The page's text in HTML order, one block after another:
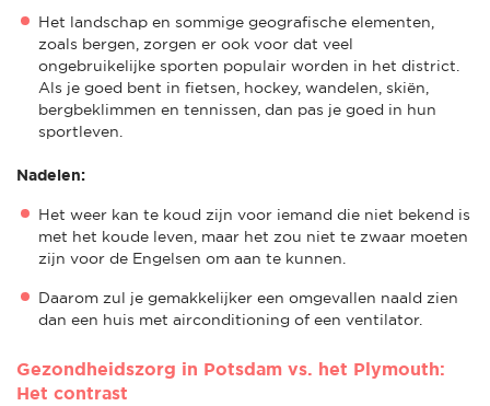
Het landschap en sommige geografische elementen,
zoals bergen, zorgen er ook voor dat veel
ongebruikelijke sporten populair worden in het district.
Als je goed bent in fietsen, hockey, wandelen, skiën,
bergbeklimmen en tennissen, dan pas je goed in hun
sportleven.
Nadelen:
Het weer kan te koud zijn voor iemand die niet bekend is
met het koude leven, maar het zou niet te zwaar moeten
zijn voor de Engelsen om aan te kunnen.
Daarom zul je gemakkelijker een omgevallen naald zien
dan een huis met airconditioning of een ventilator.
Gezondheidszorg in Potsdam vs. het Plymouth:
Het contrast